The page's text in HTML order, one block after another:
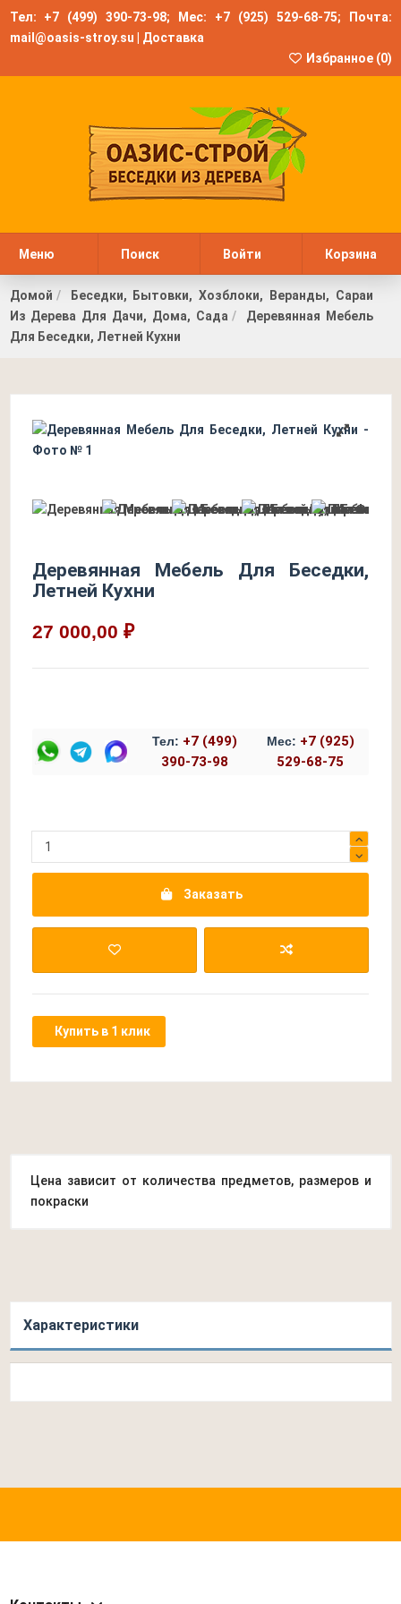
Тел: +7 (499) 390-73-98; Мес: +7 (925) 529-68-75; Почта:
mail@oasis-stroy.su
Доставка
Избранное (0)
Меню Поиск Войти Корзина
Домой
Беседки, Бытовки, Хозблоки, Веранды, Сараи
Из Дерева Для Дачи, Дома, Сада
Деревянная Мебель
Для Беседки, Летней Кухни
Деревянная Мебель Для Беседки,
Летней Кухни
27 000,00 ₽
Тел: +7 (499)
390-73-98
Мес: +7 (925)
529-68-75
Заказать
Купить в 1 клик
Цена зависит от количества предметов, размеров и
покраски
Характеристики